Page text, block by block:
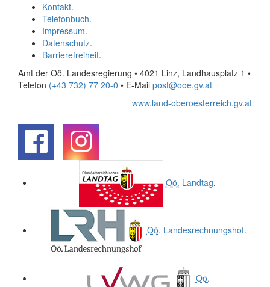
Kontakt.
Telefonbuch.
Impressum.
Datenschutz.
Barrierefreiheit.
Amt der Oö. Landesregierung • 4021 Linz, Landhausplatz 1 •
Telefon (+43 732) 77 20-0 • E-Mail post@ooe.gv.at
www.land-oberoesterreich.gv.at
Oö. Landtag.
Oö. Landesrechnungshof.
Oö.